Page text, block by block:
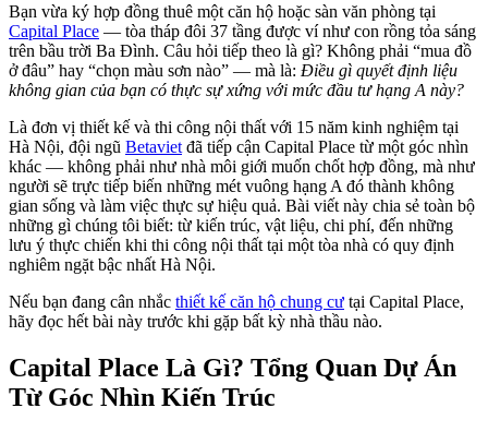
Bạn vừa ký hợp đồng thuê một căn hộ hoặc sàn văn phòng tại
Capital Place — tòa tháp đôi 37 tầng được ví như con rồng tỏa sáng
trên bầu trời Ba Đình. Câu hỏi tiếp theo là gì? Không phải “mua đồ
ở đâu” hay “chọn màu sơn nào” — mà là: Điều gì quyết định liệu
không gian của bạn có thực sự xứng với mức đầu tư hạng A này?
Là đơn vị thiết kế và thi công nội thất với 15 năm kinh nghiệm tại
Hà Nội, đội ngũ Betaviet đã tiếp cận Capital Place từ một góc nhìn
khác — không phải như nhà môi giới muốn chốt hợp đồng, mà như
người sẽ trực tiếp biến những mét vuông hạng A đó thành không
gian sống và làm việc thực sự hiệu quả. Bài viết này chia sẻ toàn bộ
những gì chúng tôi biết: từ kiến trúc, vật liệu, chi phí, đến những
lưu ý thực chiến khi thi công nội thất tại một tòa nhà có quy định
nghiêm ngặt bậc nhất Hà Nội.
Nếu bạn đang cân nhắc thiết kế căn hộ chung cư tại Capital Place,
hãy đọc hết bài này trước khi gặp bất kỳ nhà thầu nào.
Capital Place Là Gì? Tổng Quan Dự Án
Từ Góc Nhìn Kiến Trúc